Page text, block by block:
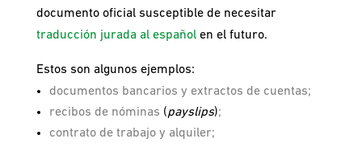
documento oficial susceptible de necesitar
traducción jurada al españolen el futuro.
Estos son algunos ejemplos:
documentos bancarios y extractos de cuentas;
recibos de nóminas (payslips);
contrato de trabajo y alquiler;